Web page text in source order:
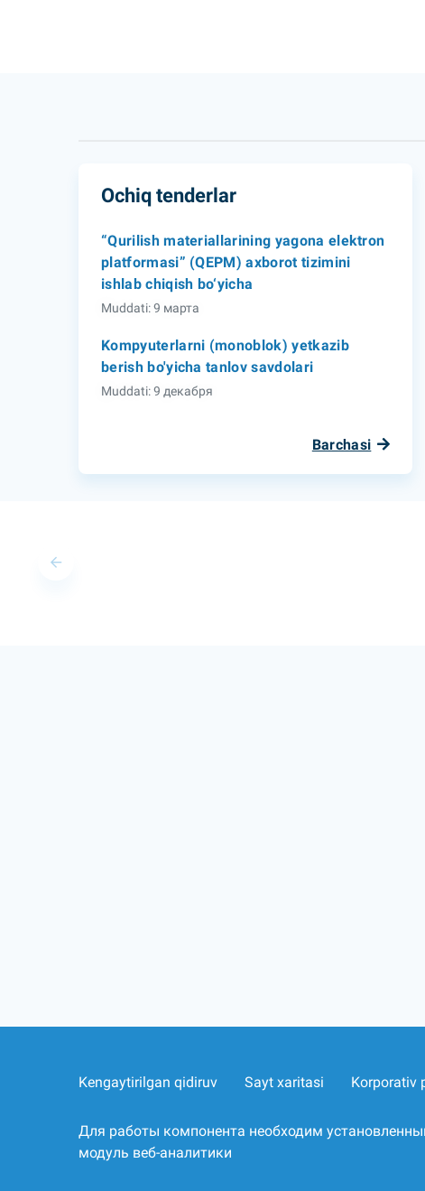
Ochiq tenderlar
“Qurilish materiallarining yagona elektron
platformasi” (QEPM) axborot tizimini
ishlab chiqish bo‘yicha
Muddati: 9 марта
Kompyuterlarni (monoblok) yetkazib
berish bo'yicha tanlov savdolari
Muddati: 9 декабря
Barchasi
Kengaytirilgan qidiruv Sayt xaritasi Korporativ
Для работы компонента необходим
модуль веб-аналитики